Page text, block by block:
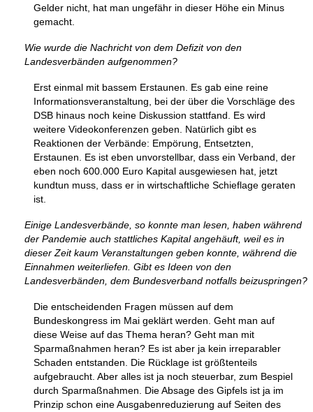
Gelder nicht, hat man ungefähr in dieser Höhe ein Minus
gemacht.
Wie wurde die Nachricht von dem Defizit von den
Landesverbänden aufgenommen?
Erst einmal mit bassem Erstaunen. Es gab eine reine
Informationsveranstaltung, bei der über die Vorschläge des
DSB hinaus noch keine Diskussion stattfand. Es wird
weitere Videokonferenzen geben. Natürlich gibt es
Reaktionen der Verbände: Empörung, Entsetzten,
Erstaunen. Es ist eben unvorstellbar, dass ein Verband, der
eben noch 600.000 Euro Kapital ausgewiesen hat, jetzt
kundtun muss, dass er in wirtschaftliche Schieflage geraten
ist.
Einige Landesverbände, so konnte man lesen, haben während
der Pandemie auch stattliches Kapital angehäuft, weil es in
dieser Zeit kaum Veranstaltungen geben konnte, während die
Einnahmen weiterliefen. Gibt es Ideen von den
Landesverbänden, dem Bundesverband notfalls beizuspringen?
Die entscheidenden Fragen müssen auf dem
Bundeskongress im Mai geklärt werden. Geht man auf
diese Weise auf das Thema heran? Geht man mit
Sparmaßnahmen heran? Es ist aber ja kein irreparabler
Schaden entstanden. Die Rücklage ist größtenteils
aufgebraucht. Aber alles ist ja noch steuerbar, zum Bespiel
durch Sparmaßnahmen. Die Absage des Gipfels ist ja im
Prinzip schon eine Ausgabenreduzierung auf Seiten des